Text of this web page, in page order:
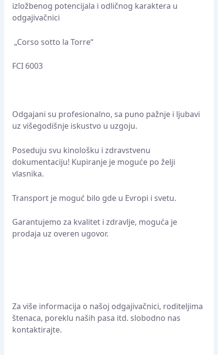
izložbenog potencijala i odličnog karaktera u
odgajivačnici
„Corso sotto la Torre“
FCI 6003
Odgajani su profesionalno, sa puno pažnje i ljubavi
uz višegodišnje iskustvo u uzgoju.
Poseduju svu kinološku i zdravstvenu
dokumentaciju! Kupiranje je moguće po želji
vlasnika.
Transport je moguć bilo gde u Evropi i svetu.
Garantujemo za kvalitet i zdravlje, moguća je
prodaja uz overen ugovor.
Za više informacija o našoj odgajivačnici, roditeljima
štenaca, poreklu naših pasa itd. slobodno nas
kontaktirajte.